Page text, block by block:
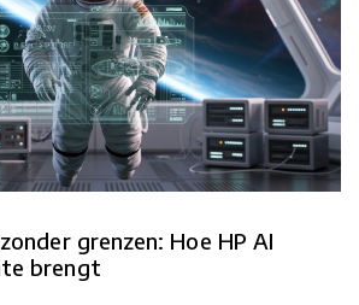
grenzen: Hoe HP AI
brengt